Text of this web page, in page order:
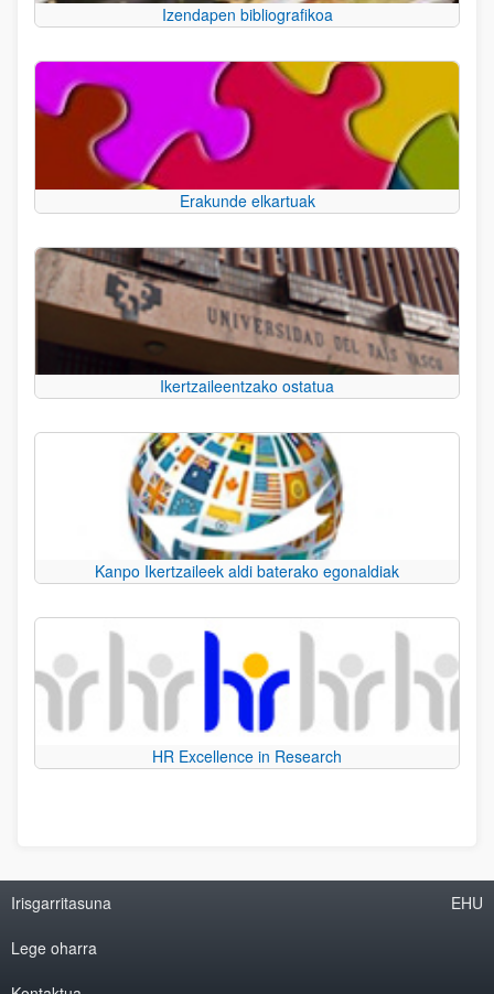
Izendapen bibliografikoa
Erakunde elkartuak
Ikertzaileentzako ostatua
Kanpo Ikertzaileek aldi baterako egonaldiak
HR Excellence in Research
Irisgarritasuna
Lege oharra
EHU